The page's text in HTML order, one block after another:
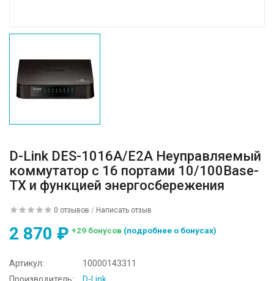
D-Link DES-1016A/E2A Неуправляемый
коммутатор с 16 портами 10/100Base-
TX и функцией энергосбережения
0 отзывов / Написать отзыв
2 870 ₽ +29 бонусов (подробнее о бонусах)
Артикул:
10000143311